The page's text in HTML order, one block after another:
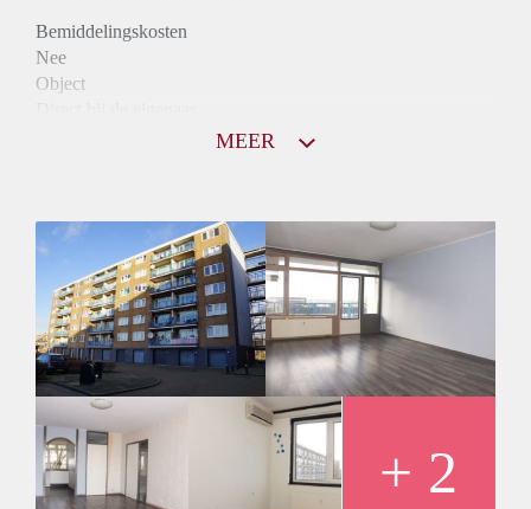
Bemiddelingskosten
Nee
Object
Huurtoeslag
Niet mogelijk
Inkomen eis
2,8 X De bruto Huur
Huurtermijn
Onbepaalde termijn
Oplevering
Kaal
MEER
+ 2